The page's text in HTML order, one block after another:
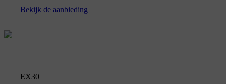
Bekijk de aanbieding
EX30